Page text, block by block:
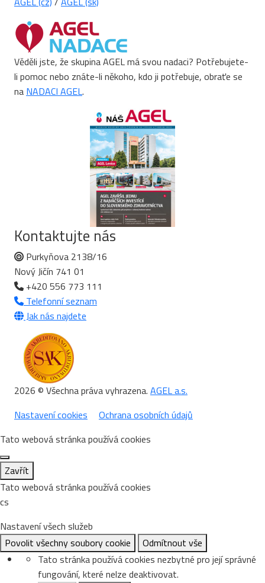
Věděli jste, že skupina AGEL má svou nadaci? Potřebujete-
li pomoc nebo znáte-li někoho, kdo ji potřebuje, obraťe se
na NADACI AGEL.
Kontaktujte nás
Purkyňova 2138/16
Nový Jičín 741 01
+420 556 773 111
Telefonní seznam
Jak nás najdete
2026 © Všechna práva vyhrazena. AGEL a.s.
Nastavení cookies
Ochrana osobních údajů
Tato webová stránka používá cookies
Zavřít
Tato webová stránka používá cookies
cs
Nastavení všech služeb
Povolit všechny soubory cookie
Odmítnout vše
Tato stránka používá cookies nezbytné pro její správné
fungování, které nelze deaktivovat.